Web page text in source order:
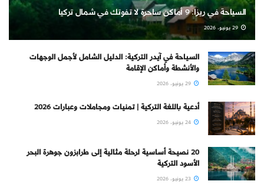
السياحة في ريزا: 9 أماكن ساحرة لا تفوتك في شمال تركيا
السياحة في آيدر التركية: الدليل الشامل لأجمل الوجهات
والأنشطة وأماكن الإقامة
أدعية باللغة التركية | تمنيات ومجاملات وعبارات 2026
20 نصيحة أساسية لرحلة مثالية إلى طرابزون جوهرة البحر
الأسود التركية